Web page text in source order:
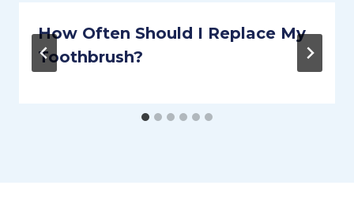
How Often Should I Replace My
Toothbrush?